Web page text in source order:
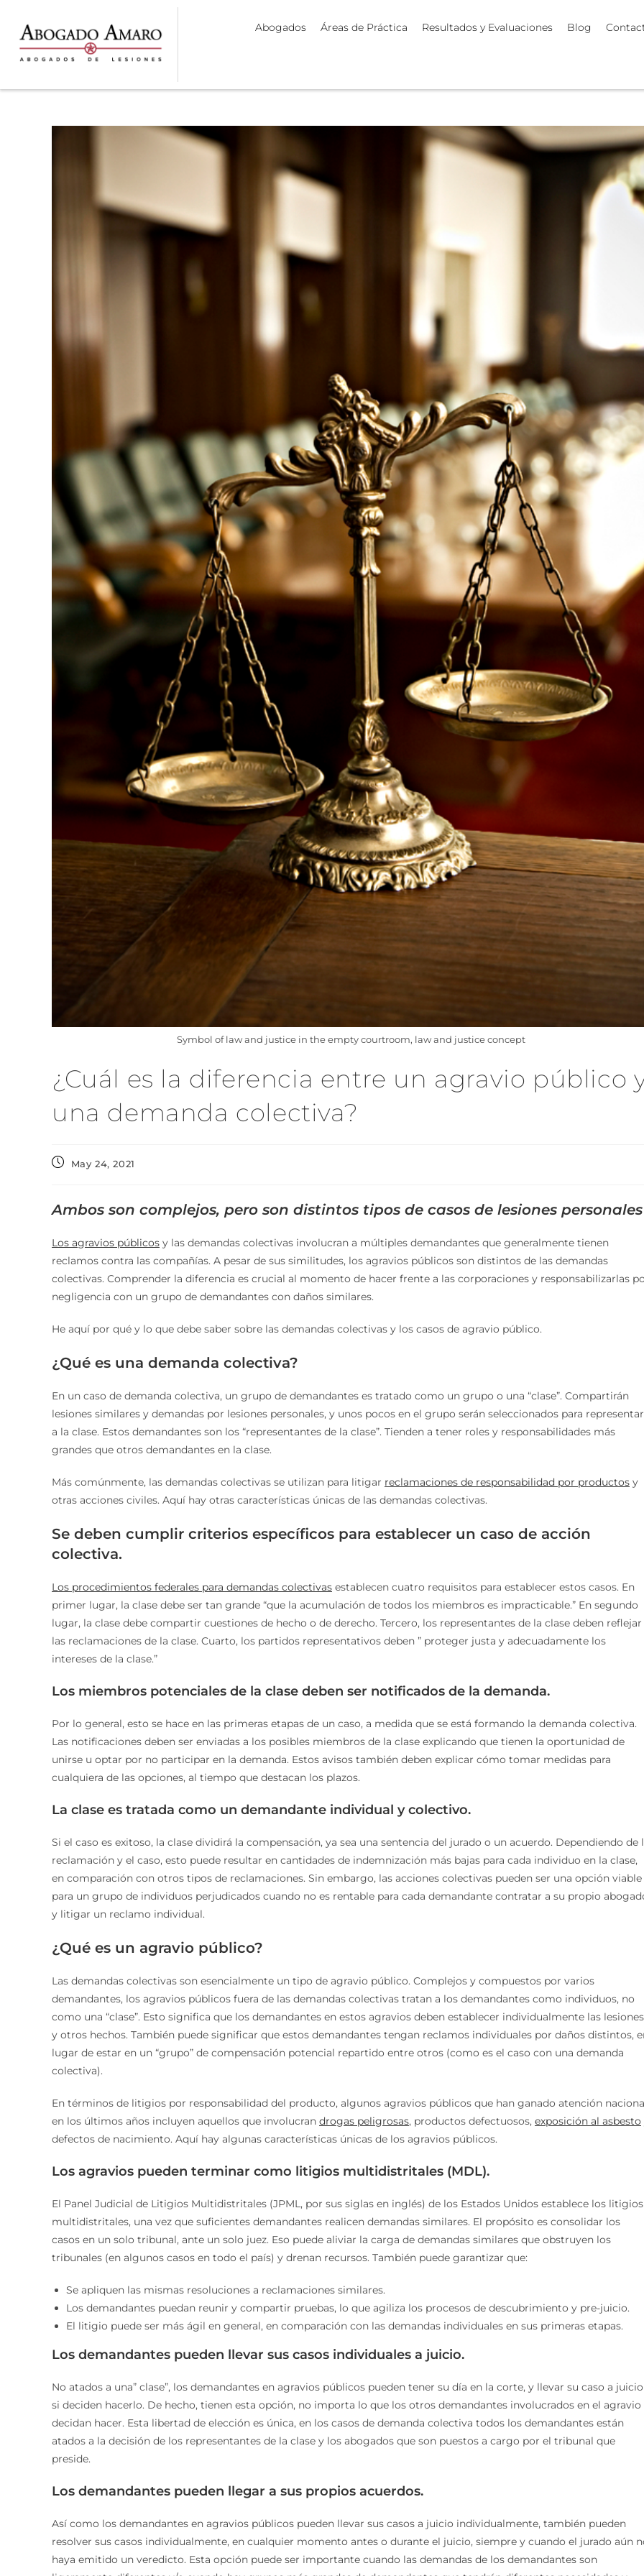
Abogados Áreas de Práctica Resultados y Evaluaciones Blog
Symbol of law and justice in the empty courtroom, law and justice concept
¿Cuál es la diferencia entre un agravio público
una demanda colectiva?
May 24, 2021
Ambos son complejos, pero son distintos tipos de casos de lesiones personales
Los agravios públicos y las demandas colectivas involucran a múltiples demandantes que generalmente tienen
reclamos contra las compañías. A pesar de sus similitudes, los agravios públicos son distintos de las demandas
colectivas. Comprender la diferencia es crucial al momento de hacer frente a las corporaciones y responsabilizarlas
negligencia con un grupo de demandantes con daños similares.
He aquí por qué y lo que debe saber sobre las demandas colectivas y los casos de agravio público.
¿Qué es una demanda colectiva?
En un caso de demanda colectiva, un grupo de demandantes es tratado como un grupo o una “clase”. Compartirán
lesiones similares y demandas por lesiones personales, y unos pocos en el grupo serán seleccionados para representar
a la clase. Estos demandantes son los “representantes de la clase”. Tienden a tener roles y responsabilidades más
grandes que otros demandantes en la clase.
Más comúnmente, las demandas colectivas se utilizan para litigar reclamaciones de responsabilidad por productos y
otras acciones civiles. Aquí hay otras características únicas de las demandas colectivas.
Se deben cumplir criterios específicos para establecer un caso de acción
colectiva.
Los procedimientos federales para demandas colectivas establecen cuatro requisitos para establecer estos casos. En
primer lugar, la clase debe ser tan grande “que la acumulación de todos los miembros es impracticable.” En segundo
lugar, la clase debe compartir cuestiones de hecho o de derecho. Tercero, los representantes de la clase deben reflejar
las reclamaciones de la clase. Cuarto, los partidos representativos deben ” proteger justa y adecuadamente los
intereses de la clase.”
Los miembros potenciales de la clase deben ser notificados de la demanda.
Por lo general, esto se hace en las primeras etapas de un caso, a medida que se está formando la demanda colectiva.
Las notificaciones deben ser enviadas a los posibles miembros de la clase explicando que tienen la oportunidad de
unirse u optar por no participar en la demanda. Estos avisos también deben explicar cómo tomar medidas para
cualquiera de las opciones, al tiempo que destacan los plazos.
La clase es tratada como un demandante individual y colectivo.
Si el caso es exitoso, la clase dividirá la compensación, ya sea una sentencia del jurado o un acuerdo. Dependiendo de
reclamación y el caso, esto puede resultar en cantidades de indemnización más bajas para cada individuo en la clase,
en comparación con otros tipos de reclamaciones. Sin embargo, las acciones colectivas pueden ser una opción viable
para un grupo de individuos perjudicados cuando no es rentable para cada demandante contratar a su propio
y litigar un reclamo individual.
¿Qué es un agravio público?
Las demandas colectivas son esencialmente un tipo de agravio público. Complejos y compuestos por varios
demandantes, los agravios públicos fuera de las demandas colectivas tratan a los demandantes como individuos, no
como una “clase”. Esto significa que los demandantes en estos agravios deben establecer individualmente las lesiones
y otros hechos. También puede significar que estos demandantes tengan reclamos individuales por daños distintos,
lugar de estar en un “grupo” de compensación potencial repartido entre otros (como es el caso con una demanda
colectiva).
En términos de litigios por responsabilidad del producto, algunos agravios públicos que han ganado atención
en los últimos años incluyen aquellos que involucran drogas peligrosas, productos defectuosos, exposición al asbesto
defectos de nacimiento. Aquí hay algunas características únicas de los agravios públicos.
Los agravios pueden terminar como litigios multidistritales (MDL).
El Panel Judicial de Litigios Multidistritales (JPML, por sus siglas en inglés) de los Estados Unidos establece los litigios
multidistritales, una vez que suficientes demandantes realicen demandas similares. El propósito es consolidar los
casos en un solo tribunal, ante un solo juez. Eso puede aliviar la carga de demandas similares que obstruyen los
tribunales (en algunos casos en todo el país) y drenan recursos. También puede garantizar que:
Se apliquen las mismas resoluciones a reclamaciones similares.
Los demandantes puedan reunir y compartir pruebas, lo que agiliza los procesos de descubrimiento y pre-juicio.
El litigio puede ser más ágil en general, en comparación con las demandas individuales en sus primeras etapas.
Los demandantes pueden llevar sus casos individuales a juicio.
No atados a una” clase”, los demandantes en agravios públicos pueden tener su día en la corte, y llevar su caso a juicio
si deciden hacerlo. De hecho, tienen esta opción, no importa lo que los otros demandantes involucrados en el agravio
decidan hacer. Esta libertad de elección es única, en los casos de demanda colectiva todos los demandantes están
atados a la decisión de los representantes de la clase y los abogados que son puestos a cargo por el tribunal que
preside.
Los demandantes pueden llegar a sus propios acuerdos.
Así como los demandantes en agravios públicos pueden llevar sus casos a juicio individualmente, también pueden
resolver sus casos individualmente, en cualquier momento antes o durante el juicio, siempre y cuando el jurado aún
haya emitido un veredicto. Esta opción puede ser importante cuando las demandas de los demandantes son